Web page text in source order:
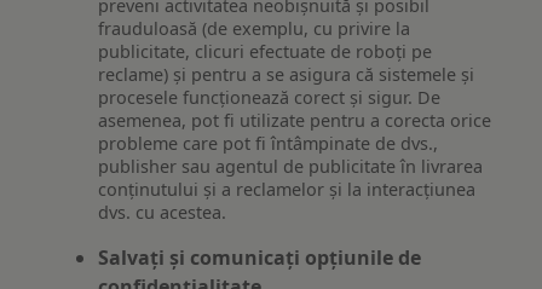
preveni activitatea neobișnuită și posibil
frauduloasă (de exemplu, cu privire la
publicitate, clicuri efectuate de roboți pe
reclame) și pentru a se asigura că sistemele și
procesele funcționează corect și sigur. De
asemenea, pot fi utilizate pentru a corecta orice
probleme care pot fi întâmpinate de dvs.,
publisher sau agentul de publicitate în livrarea
conținutului și a reclamelor și la interacțiunea
dvs. cu acestea.
Salvați și comunicați opțiunile de